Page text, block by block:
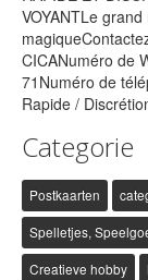
VOYANTLe
CICANuméro
71Numéro de
Rapide /
Categorie
Postkaarten
Spelletjes,
Creatieve hobby